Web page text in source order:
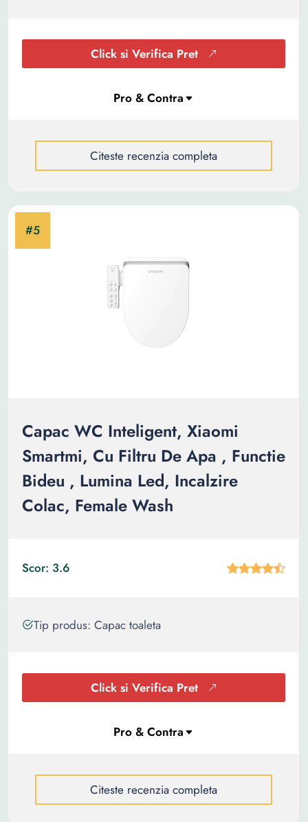
Click si Verifica Pret
Citeste recenzia completa
Capac WC Inteligent, Xiaomi
Smartmi, Cu Filtru De Apa , Functie
Bideu , Lumina Led, Incalzire
Colac, Female Wash
Scor: 3.6
Tip produs: Capac toaleta
Click si Verifica Pret
Citeste recenzia completa